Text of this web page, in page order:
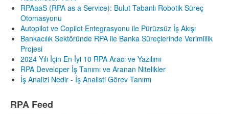
RPAaaS (RPA as a Service): Bulut Tabanlı Robotik Süreç
Otomasyonu
Autopilot ve Copilot Entegrasyonu ile Pürüzsüz İş Akışı
Bankacılık Sektöründe RPA ile Banka Süreçlerinde Verimlilik
Projesi
2024 Yılı İçin En İyi 10 RPA Aracı ve Yazılımı
RPA Developer İş Tanımı ve Aranan Nitelikler
İş Analizi Nedir - İş Analisti Görev Tanımı
RPA Feed